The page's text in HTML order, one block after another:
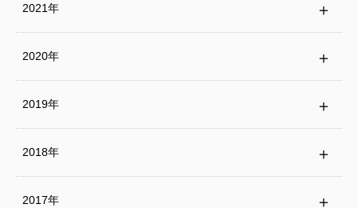
2021年
2020年
2019年
2018年
2017年